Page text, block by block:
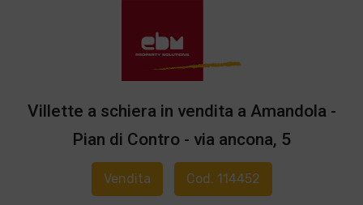
Villette a schiera in vendita a Amandola -
Pian di Contro - via ancona, 5
Vendita Cod. 114452